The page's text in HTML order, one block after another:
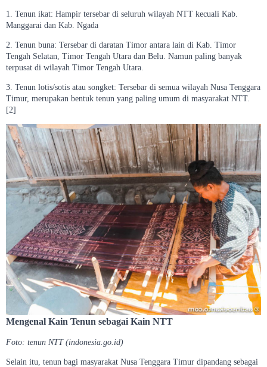
1. Tenun ikat: Hampir tersebar di seluruh wilayah NTT kecuali Kab.
Manggarai dan Kab. Ngada
2. Tenun buna: Tersebar di daratan Timor antara lain di Kab. Timor
Tengah Selatan, Timor Tengah Utara dan Belu. Namun paling banyak
terpusat di wilayah Timor Tengah Utara.
3. Tenun lotis/sotis atau songket: Tersebar di semua wilayah Nusa Tenggara
Timur, merupakan bentuk tenun yang paling umum di masyarakat NTT.
[2]
Mengenal Kain Tenun sebagai Kain NTT
Foto: tenun NTT (indonesia.go.id)
Selain itu, tenun bagi masyarakat Nusa Tenggara Timur dipandang sebagai